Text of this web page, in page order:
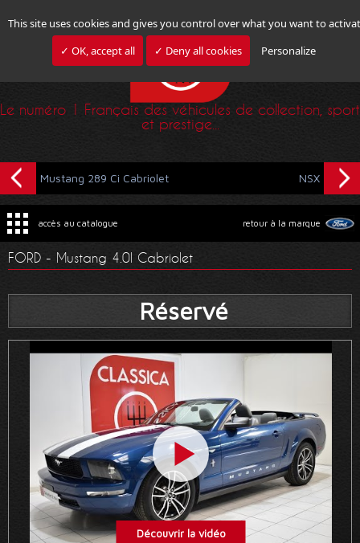
This site uses cookies and gives you control over what you want to
✓ OK, accept all
✓ Deny all cookies Personalize
Le numéro 1 Français des véhicules de collection, sport
et prestige...
Mustang 289 Ci Cabriolet
accès au catalogue retour à la marque
NSX
FORD - Mustang 4.0l Cabriolet
Réservé
Découvrir la vidéo